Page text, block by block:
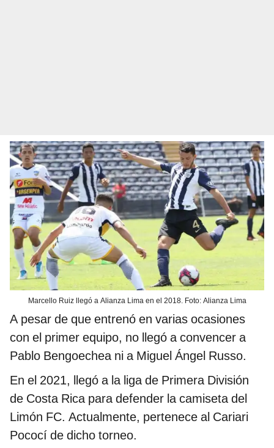
Marcello Ruiz llegó a Alianza Lima en el 2018. Foto: Alianza Lima
A pesar de que entrenó en varias ocasiones
con el primer equipo, no llegó a convencer a
Pablo Bengoechea ni a Miguel Ángel Russo.
En el 2021, llegó a la liga de Primera División
de Costa Rica para defender la camiseta del
Limón FC. Actualmente, pertenece al Cariari
Pococí de dicho torneo.